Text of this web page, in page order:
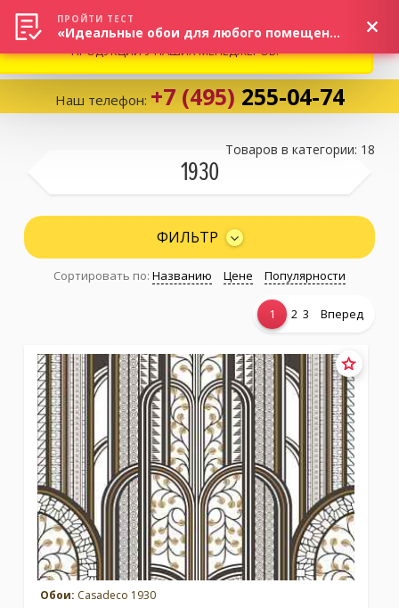
Избранное:0 товаров
Каталог
Личный кабинет
Москва (сменить город)
Заказать обратный звонок
Наш телефон: +7 (495) 255-04-74
1930
Товаров в категории: 18
ФИЛЬТР
Сортировать по: Названию Цене Популярности
1 2 3 Вперед
Обои: Casadeco 1930
ВНИМАНИЕ! В СВЯЗИ С СИТУАЦИЕЙ НА РЫНКЕ, ПРОСИМ
УТОЧНЯТЬ АКТУАЛЬНУЮ СТОИМОСТЬ И НАЛИЧИЕ
ПРОДУКЦИИ У НАШИХ МЕНЕДЖЕРОВ.
ПРОЙТИ ТЕСТ
«Идеальные обои для любого помещения!»